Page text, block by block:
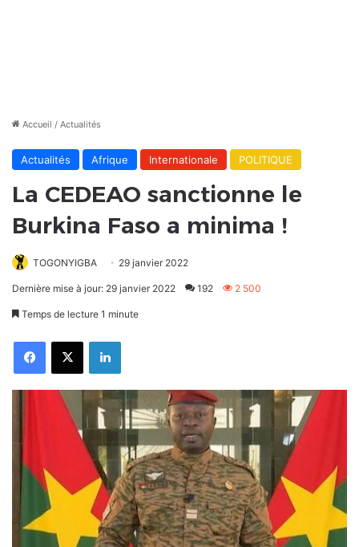
Accueil / Actualités
Actualités Afrique Internationale POLITIQUE
La CEDEAO sanctionne le
Burkina Faso a minima !
TOGONYIGBA 29 janvier 2022
Dernière mise à jour: 29 janvier 2022 192 2 500
Temps de lecture 1 minute
FacebookX Linkedin